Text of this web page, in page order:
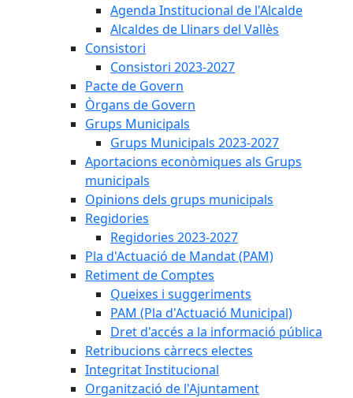
Agenda Institucional de l'Alcalde
Alcaldes de Llinars del Vallès
Consistori
Consistori 2023-2027
Pacte de Govern
Òrgans de Govern
Grups Municipals
Grups Municipals 2023-2027
Aportacions econòmiques als Grups
municipals
Opinions dels grups municipals
Regidories
Regidories 2023-2027
Pla d'Actuació de Mandat (PAM)
Retiment de Comptes
Queixes i suggeriments
PAM (Pla d'Actuació Municipal)
Dret d'accés a la informació pública
Retribucions càrrecs electes
Integritat Institucional
Organització de l'Ajuntament